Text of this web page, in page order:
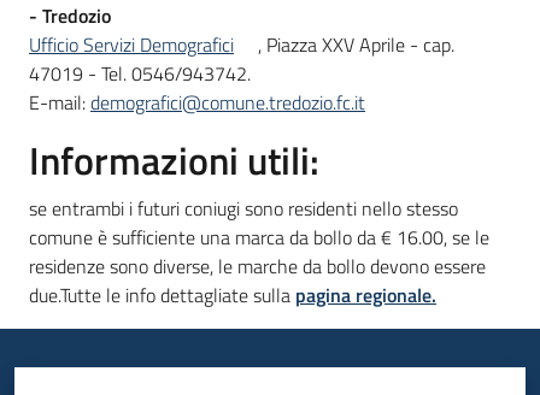
- Tredozio
Ufficio Servizi Demografici
, Piazza XXV Aprile - cap.
47019 - Tel. 0546/943742.
E-mail:demografici@comune.tredozio.fc.it
Informazioni utili:
se entrambi i futuri coniugi sono residenti nello stesso
comune è sufficiente una marca da bollo da € 16.00, se le
residenze sono diverse, le marche da bollo devono essere
due.Tutte le info dettagliate sulla pagina regionale.